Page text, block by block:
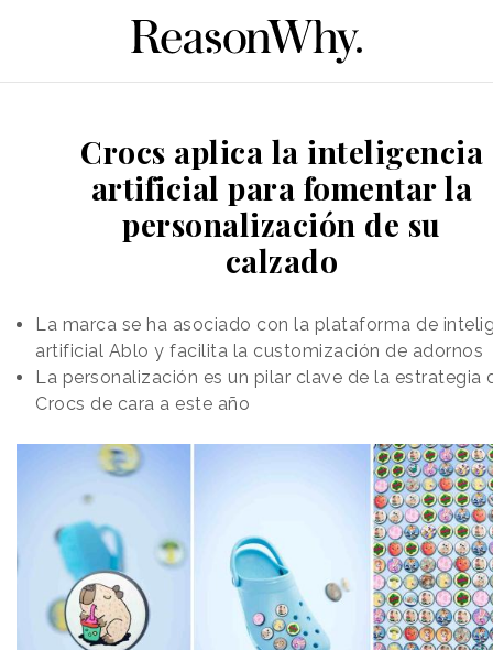
Crocs aplica la inteligencia
artificial para fomentar la
personalización de su
calzado
La marca se ha asociado con la plataforma de
artificial Ablo y facilita la customización de adornos
La personalización es un pilar clave de la estrategia
Crocs de cara a este año